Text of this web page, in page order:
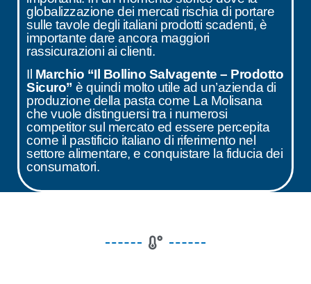
globalizzazione dei mercati rischia di portare
sulle tavole degli italiani prodotti scadenti, è
importante dare ancora maggiori
rassicurazioni ai clienti.
Il Marchio “Il Bollino Salvagente – Prodotto
Sicuro” è quindi molto utile ad un’azienda di
produzione della pasta come La Molisana
che vuole distinguersi tra i numerosi
competitor sul mercato ed essere percepita
come il pastificio italiano di riferimento nel
settore alimentare, e conquistare la fiducia dei
consumatori.